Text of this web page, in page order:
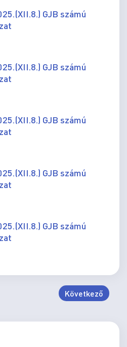
GJB számú
GJB számú
GJB számú
GJB számú
GJB számú
Következő